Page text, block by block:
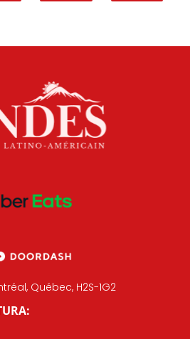
Québec, H2S-1G2